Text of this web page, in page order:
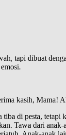
tapi dibuat
kasih, Mama!
di pesta, tetapi
Tawa dari anak-